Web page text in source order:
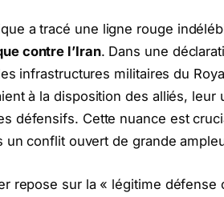
a tracé une ligne rouge
contre l’Iran. Dans une
infrastructures militaires du
à la disposition des alliés, leur
défensifs. Cette nuance est
un conflit ouvert de grande
repose sur la « légitime défense